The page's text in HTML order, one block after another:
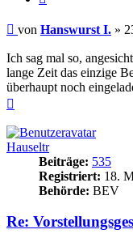
Beitrag
von Hanswurst I. »
Ich sag mal so,
lange Zeit das einzige
überhaupt noch
Hauseltr
Beiträge: 535
Registriert: 18.
Behörde: BEV
Re: